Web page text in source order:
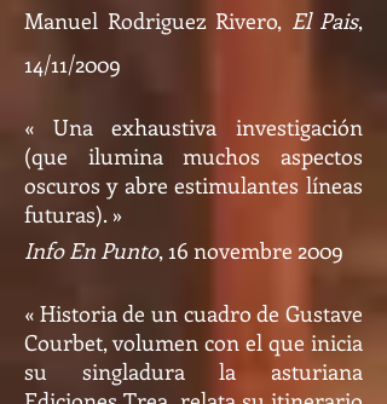
Manuel Rodriguez Rivero, El Pais,
14/11/2009
« Una exhaustiva investigación
(que ilumina muchos aspectos
oscuros y abre estimulantes líneas
futuras). »
Info En Punto, 16 novembre 2009
« Historia de un cuadro de Gustave
Courbet, volumen con el que inicia
su singladura la asturiana